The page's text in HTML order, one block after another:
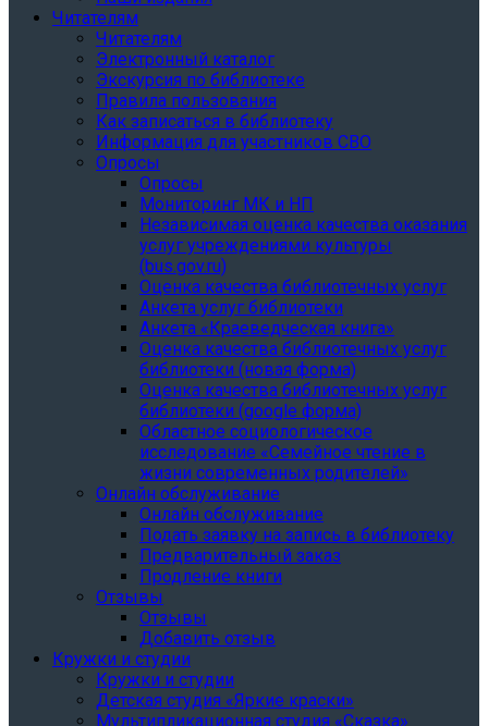
Читателям
Читателям
Электронный каталог
Экскурсия по библиотеке
Правила пользования
Как записаться в библиотеку
Информация для участников СВО
Опросы
Опросы
Мониторинг МК и НП
Независимая оценка качества оказания
услуг учреждениями культуры
(bus.gov.ru)
Оценка качества библиотечных услуг
Анкета услуг библиотеки
Анкета «Краеведческая книга»
Oценка качества библиотечных услуг
библиотеки (новая форма)
Oценка качества библиотечных услуг
библиотеки (google форма)
Областное социологическое
исследование «Семейное чтение в
жизни современных родителей»
Онлайн обслуживание
Онлайн обслуживание
Подать заявку на запись в библиотеку
Предварительный заказ
Продление книги
Отзывы
Отзывы
Добавить отзыв
Кружки и студии
Кружки и студии
Детская студия «Яркие краски»
Мультипликационная студия «Сказка»